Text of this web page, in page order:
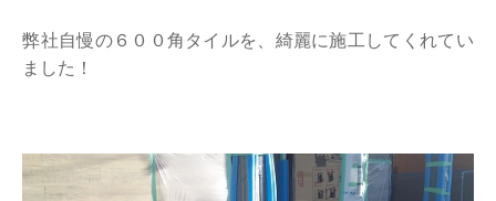
弊社自慢の６００角タイルを、綺麗に施工してくれてい
ました！